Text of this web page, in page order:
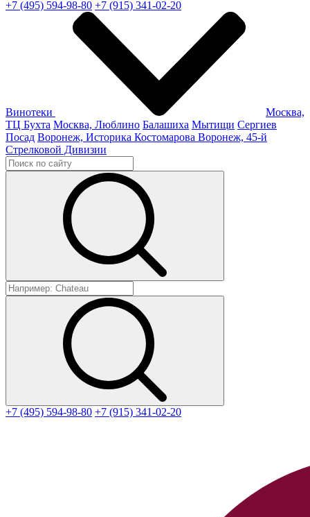
+7 (495) 594-98-80 +7 (915) 341-02-20
Винотеки
Москва,
ТЦ Бухта Москва, Люблино Балашиха Мытищи Сергиев
Посад Воронеж, Историка Костомарова Воронеж, 45-й
Стрелковой Дивизии
+7 (495) 594-98-80 +7 (915) 341-02-20